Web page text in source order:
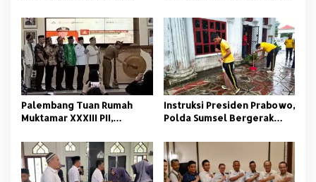
Retensi di Palembang
Palembang Tuan Rumah
Muktamar XXXIII PII,
Pelajar Islam
Instruksi Presiden Prabowo,
Polda Sumsel Bergerak
Kamtibmas